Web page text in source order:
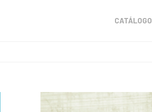
CATÁLOGO